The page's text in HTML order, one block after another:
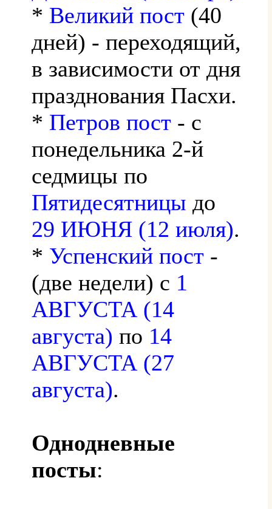
* Великий пост (40
дней) - переходящий,
в зависимости от дня
празднования Пасхи.
* Петров пост - с
понедельника 2-й
седмицы по
Пятидесятницы до
29 ИЮНЯ (12 июля).
* Успенский пост -
(две недели) с 1
АВГУСТА (14
августа) по 14
АВГУСТА (27
августа).
Однодневные
посты: